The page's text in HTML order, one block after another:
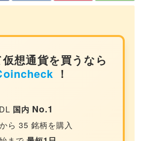
想通貨を買うなら
！
国内 No.1
から 35 銘柄を購入